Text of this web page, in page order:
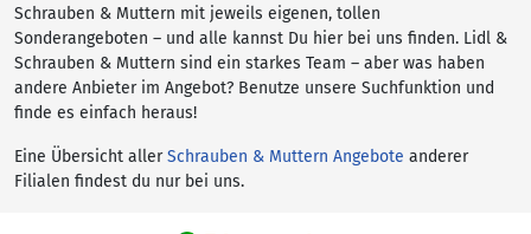
Schrauben & Muttern mit jeweils eigenen, tollen
Sonderangeboten – und alle kannst Du hier bei uns finden. Lidl &
Schrauben & Muttern sind ein starkes Team – aber was haben
andere Anbieter im Angebot? Benutze unsere Suchfunktion und
finde es einfach heraus!
Eine Übersicht allerSchrauben & Muttern Angebote anderer
Filialen findest du nur bei uns.